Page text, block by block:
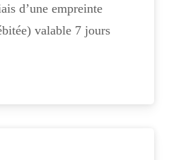
d’une empreinte
valable 7 jours